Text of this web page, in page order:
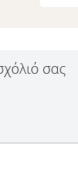
σας